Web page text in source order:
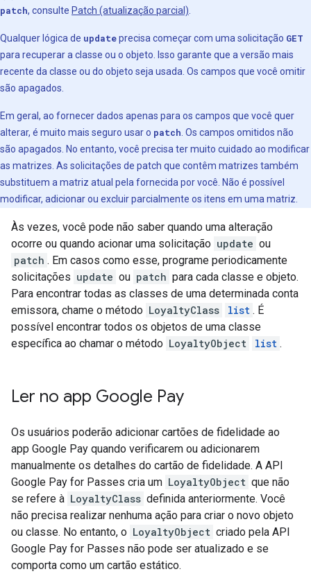
patch, consulte Patch (atualização parcial)
Qualquer lógica de updateprecisa começar com uma solicitação GET
para recuperar a classe ou o objeto. Isso garante que a versão mais
recente da classe ou do objeto seja usada. Os campos que você omitir
são apagados.
Em geral, ao fornecer dados apenas para os campos que você quer
alterar, é muito mais seguro usar o patch . Os campos omitidos não
são apagados. No entanto, você precisa ter muito cuidado ao modificar
as matrizes. As solicitações de patch que contêm matrizes também
substituem a matriz atual pela fornecida por você. Não é possível
modificar, adicionar ou excluir parcialmente os itens em uma matriz.
Às vezes, você pode não saber quando uma alteração
ocorre ou quando acionar uma solicitação update ou
patch . Em casos como esse, programe periodicamente
solicitações update ou patch para cada classe e objeto.
Para encontrar todas as classes de uma determinada conta
emissora, chame o método LoyaltyClass list . É
possível encontrar todos os objetos de uma classe
específica ao chamar o método LoyaltyObject list .
Ler no app Google Pay
Os usuários poderão adicionar cartões de fidelidade ao
app Google Pay quando verificarem ou adicionarem
manualmente os detalhes do cartão de fidelidade. A API
Google Pay for Passes cria um LoyaltyObject que não
se refere à LoyaltyClass definida anteriormente. Você
não precisa realizar nenhuma ação para criar o novo objeto
ou classe. No entanto, o LoyaltyObject criado pela API
Google Pay for Passes não pode ser atualizado e se
comporta como um cartão estático.